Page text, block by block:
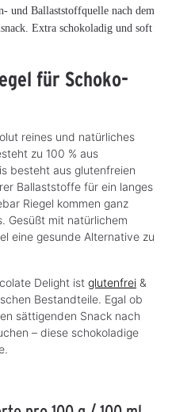
und Ballaststoffquelle nach dem
Extra schokoladig und soft
für Schoko-
reines und natürliches
zu 100 % aus
besteht aus glutenfreien
Ballaststoffe für ein langes
Riegel kommen ganz
Gesüßt mit natürlichem
eine gesunde Alternative zu
Delight ist glutenfrei &
Bestandteile. Egal ob
sättigenden Snack nach
– diese schokoladige